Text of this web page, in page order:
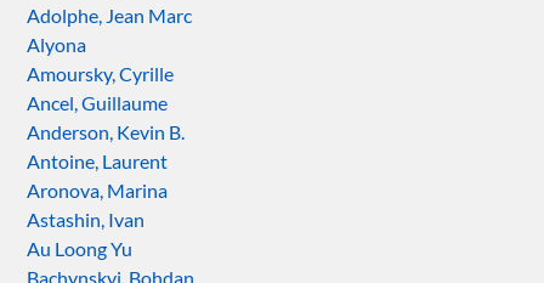
Adolphe, Jean Marc
Alyona
Amoursky, Cyrille
Ancel, Guillaume
Anderson, Kevin B.
Antoine, Laurent
Aronova, Marina
Astashin, Ivan
Au Loong Yu
Bachynskyi, Bohdan